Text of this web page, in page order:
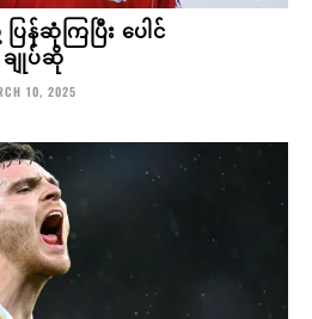
ြန်ဆုံကြပြီး ပေါင်
ချုပ်ဆို
10, 2025